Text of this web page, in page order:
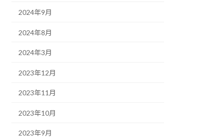
2024年9月
2024年8月
2024年3月
2023年12月
2023年11月
2023年10月
2023年9月